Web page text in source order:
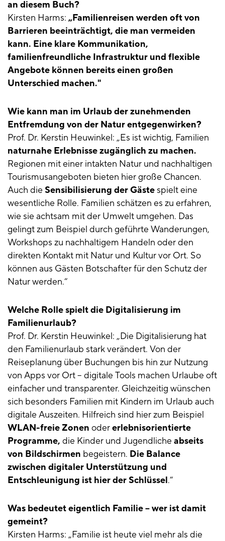
an diesem Buch?
Kirsten Harms: „Familienreisen werden oft von
Barrieren beeinträchtigt, die man vermeiden
kann. Eine klare Kommunikation,
familienfreundliche Infrastruktur und flexible
Angebote können bereits einen großen
Unterschied machen."
Wie kann man im Urlaub der zunehmenden
Entfremdung von der Natur entgegenwirken?
Prof. Dr. Kerstin Heuwinkel: „Es ist wichtig, Familien
naturnahe Erlebnisse zugänglich zu machen.
Regionen mit einer intakten Natur und nachhaltigen
Tourismusangeboten bieten hier große Chancen.
Auch dieSensibilisierung der Gäste spielt eine
wesentliche Rolle. Familien schätzen es zu erfahren,
wie sie achtsam mit der Umwelt umgehen. Das
gelingt zum Beispiel durch geführte Wanderungen,
Workshops zu nachhaltigem Handeln oder den
direkten Kontakt mit Natur und Kultur vor Ort. So
können aus Gästen Botschafter für den Schutz der
Natur werden.“
Welche Rolle spielt die Digitalisierung im
Familienurlaub?
Prof. Dr. Kerstin Heuwinkel: „Die Digitalisierung hat
den Familienurlaub stark verändert. Von der
Reiseplanung über Buchungen bis hin zur Nutzung
von Apps vor Ort – digitale Tools machen Urlaube oft
einfacher und transparenter. Gleichzeitig wünschen
sich besonders Familien mit Kindern im Urlaub auch
digitale Auszeiten. Hilfreich sind hier zum Beispiel
WLAN-freie Zonen odererlebnisorientierte
Programme, die Kinder und Jugendlicheabseits
von Bildschirmen begeistern. Die Balance
zwischen digitaler Unterstützung und
Entschleunigung ist hier der Schlüssel.“
Was bedeutet eigentlich Familie – wer ist damit
gemeint?
Kirsten Harms: „Familie ist heute viel mehr als die